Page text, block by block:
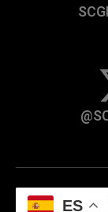
Copyright 1983
ES